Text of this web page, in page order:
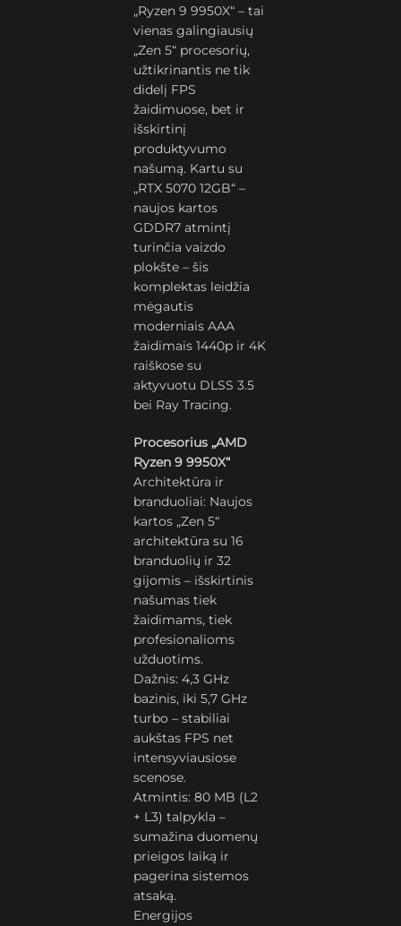
„Ryzen 9 9950X“ – tai
vienas galingiausių
„Zen 5“ procesorių,
užtikrinantis ne tik
didelį FPS
žaidimuose, bet ir
išskirtinį
produktyvumo
našumą. Kartu su
„RTX 5070 12GB“ –
naujos kartos
GDDR7 atmintį
turinčia vaizdo
plokšte – šis
komplektas leidžia
mėgautis
moderniais AAA
žaidimais 1440p ir 4K
raiškose su
aktyvuotu DLSS 3.5
bei Ray Tracing.
Procesorius „AMD
Ryzen 9 9950X“
Architektūra ir
branduoliai: Naujos
kartos „Zen 5“
architektūra su 16
branduolių ir 32
gijomis – išskirtinis
našumas tiek
žaidimams, tiek
profesionalioms
užduotims.
Dažnis: 4,3 GHz
bazinis, iki 5,7 GHz
turbo – stabiliai
aukštas FPS net
intensyviausiose
scenose.
Atmintis: 80 MB (L2
+ L3) talpykla –
sumažina duomenų
prieigos laiką ir
pagerina sistemos
atsaką.
Energijos